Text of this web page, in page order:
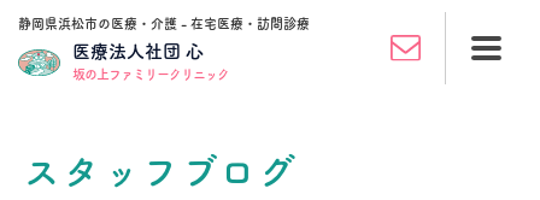
静岡県浜松市の医療・介護 - 在宅医療・訪問診療
医療法人社団 心
坂の上ファミリークリニック
スタッフブログ